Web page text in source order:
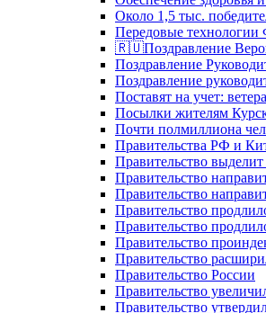
Около 1,5 тыс.
Передовые
🇷🇺Поздравление
Поздравление
Поздравление
Поставят на учет:
Посылки жителям
Почти полмиллиона
Правительства РФ и
Правительство
Правительство
Правительство
Правительство
Правительство
Правительство
Правительство
Правительство России
Правительство
Правительство